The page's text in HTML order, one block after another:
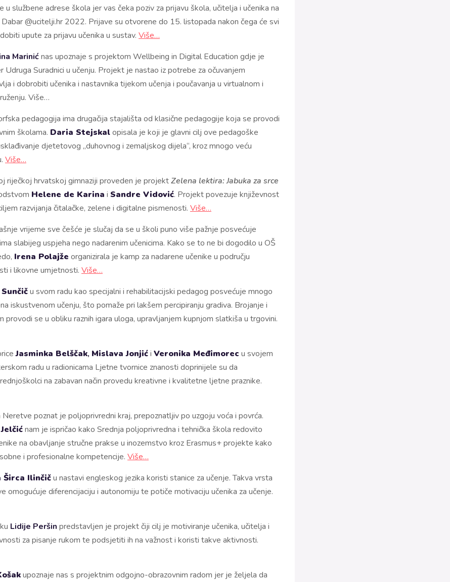
u službene adrese škola jer vas čeka poziv za prijavu škola, učitelja i učenika na
Dabar @ucitelji.hr 2022. Prijave su otvorene do 15. listopada nakon čega će svi
upute za prijavu učenika u sustav. Više…
Marinićnas upoznaje s projektom Wellbeing in Digital Education gdje je
Udruga Suradnici u učenju. Projekt je nastao iz potrebe za očuvanjem
i dobrobiti učenika i nastavnika tijekom učenja i poučavanja u virtualnom i
Više…
pedagogija ima drugačija stajališta od klasične pedagogije koja se provodi
školama. Daria Stejskalopisala je koji je glavni cilj ove pedagoške
djetetovog „duhovnog i zemaljskog dijela“, kroz mnogo veću
Više…
riječkoj hrvatskoj gimnaziji proveden je projektZelena lektira: Jabuka za srce
Helene de Karina i Sandre Vidović. Projekt povezuje književnost
razvijanja čitalačke, zelene i digitalne pismenosti. Više…
vrijeme sve češće je slučaj da se u školi puno više pažnje posvećuje
slabijeg uspjeha nego nadarenim učenicima. Kako se to ne bi dogodilo u OŠ
Irena Polajže organizirala je kamp za nadarene učenike u području
i likovne umjetnosti. Više…
u svom radu kao specijalni i rehabilitacijski pedagog posvećuje mnogo
iskustvenom učenju, što pomaže pri lakšem percipiranju gradiva. Brojanje i
provodi se u obliku raznih igara uloga, upravljanjem kupnjom slatkiša u trgovini.
Jasminka Belščak, Mislava Jonjići Veronika Međimorec u svojem
radu u radionicama Ljetne tvornice znanosti doprinijele su da
na zabavan način provedu kreativne i kvalitetne ljetne praznike.
Neretve poznat je poljoprivredni kraj, prepoznatljiv po uzgoju voća i povrća.
nam je ispričao kako Srednja poljoprivredna i tehnička škola redovito
na obavljanje stručne prakse u inozemstvo kroz Erasmus+ projekte kako
i profesionalne kompetencije. Više…
Širca Ilinčiču nastavi engleskog jezika koristi stanice za učenje. Takva vrsta
omogućuje diferencijaciju i autonomiju te potiče motivaciju učenika za učenje.
Lidije Peršin predstavljen je projekt čiji cilj je motiviranje učenika, učitelja i
za pisanje rukom te podsjetiti ih na važnost i koristi takve aktivnosti.
upoznaje nas s projektnim odgojno-obrazovnim radom jer je željela da